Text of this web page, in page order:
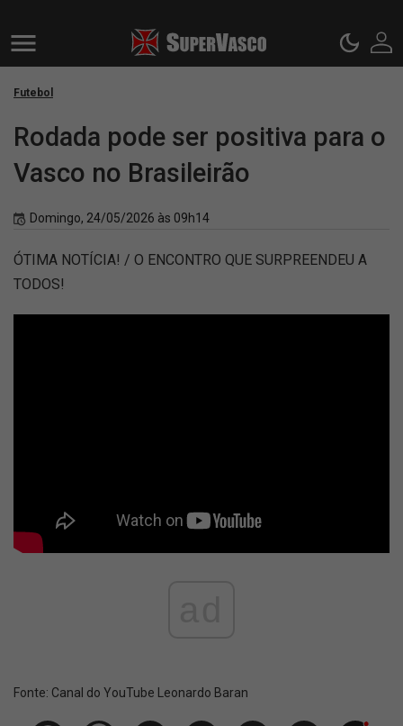
Futebol
Rodada pode ser positiva para o
Vasco no Brasileirão
Domingo, 24/05/2026 às 09h14
ÓTIMA NOTÍCIA! / O ENCONTRO QUE SURPREENDEU A
TODOS!
Fonte: Canal do YouTube Leonardo Baran